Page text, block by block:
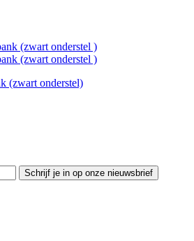
(zwart onderstel)
Schrijf je in op onze nieuwsbrief